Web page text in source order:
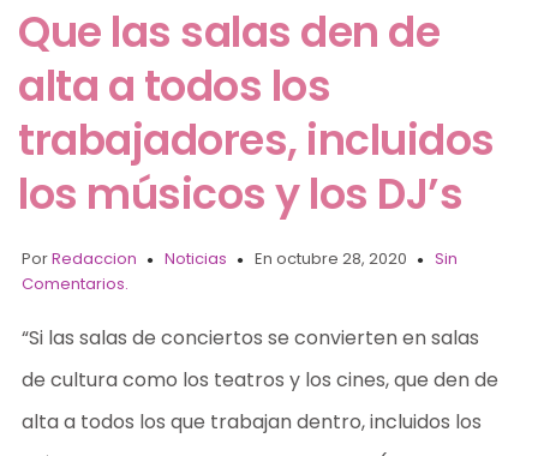
Que las salas den de
alta a todos los
trabajadores, incluidos
los músicos y los DJ’s
PorRedaccion Noticias En octubre 28, 2020
Sin
Comentarios.
“Si las salas de conciertos se convierten en salas
de cultura como los teatros y los cines, que den de
alta a todos los que trabajan dentro, incluidos los